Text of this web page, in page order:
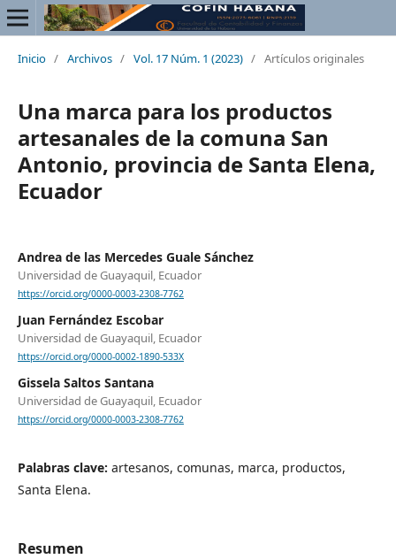
Inicio / Archivos / Vol. 17 Núm. 1 (2023) / Artículos originales
Una marca para los productos
artesanales de la comuna San
Antonio, provincia de Santa Elena,
Ecuador
Andrea de las Mercedes Guale Sánchez
Universidad de Guayaquil, Ecuador
https://orcid.org/0000-0003-2308-7762
Juan Fernández Escobar
Universidad de Guayaquil, Ecuador
https://orcid.org/0000-0002-1890-533X
Gissela Saltos Santana
Universidad de Guayaquil, Ecuador
https://orcid.org/0000-0003-2308-7762
Palabras clave: artesanos, comunas, marca, productos,
Santa Elena.
Resumen